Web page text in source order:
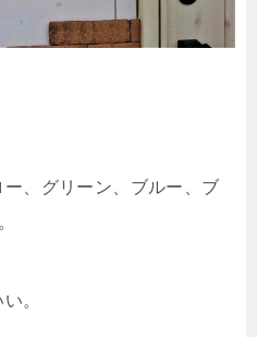
、グリーン、ブルー、ブ
。